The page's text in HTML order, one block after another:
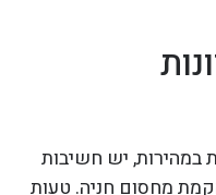
יש חשיבות
מחסום חניה. טעות